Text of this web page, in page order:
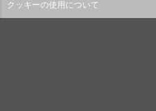
クッキーの使用について